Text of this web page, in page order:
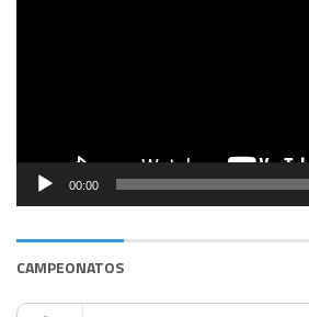
00:00
CAMPEONATOS